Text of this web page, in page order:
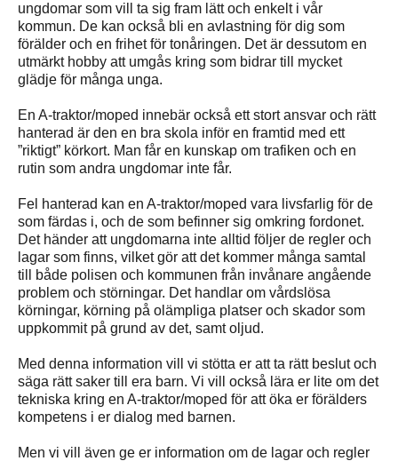
ungdomar som vill ta sig fram lätt och enkelt i vår
kommun. De kan också bli en avlastning för dig som
förälder och en frihet för tonåringen. Det är dessutom en
utmärkt hobby att umgås kring som bidrar till mycket
glädje för många unga.
En A-traktor/moped innebär också ett stort ansvar och rätt
hanterad är den en bra skola inför en framtid med ett
”riktigt” körkort. Man får en kunskap om trafiken och en
rutin som andra ungdomar inte får.
Fel hanterad kan en A-traktor/moped vara livsfarlig för de
som färdas i, och de som befinner sig omkring fordonet.
Det händer att ungdomarna inte alltid följer de regler och
lagar som finns, vilket gör att det kommer många samtal
till både polisen och kommunen från invånare angående
problem och störningar. Det handlar om vårdslösa
körningar, körning på olämpliga platser och skador som
uppkommit på grund av det, samt oljud.
Med denna information vill vi stötta er att ta rätt beslut och
säga rätt saker till era barn. Vi vill också lära er lite om det
tekniska kring en A-traktor/moped för att öka er förälders
kompetens i er dialog med barnen.
Men vi vill även ge er information om de lagar och regler